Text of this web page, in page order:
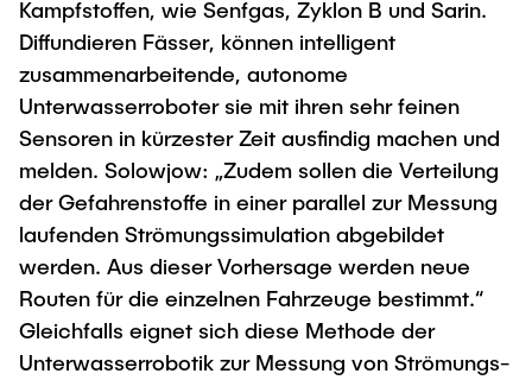
Kampfstoffen, wie Senfgas, Zyklon B und Sarin.
Diffundieren Fässer, können intelligent
zusammenarbeitende, autonome
Unterwasserroboter sie mit ihren sehr feinen
Sensoren in kürzester Zeit ausfindig machen und
melden. Solowjow: „Zudem sollen die Verteilung
der Gefahrenstoffe in einer parallel zur Messung
laufenden Strömungssimulation abgebildet
werden. Aus dieser Vorhersage werden neue
Routen für die einzelnen Fahrzeuge bestimmt.“
Gleichfalls eignet sich diese Methode der
Unterwasserrobotik zur Messung von Strömungs-